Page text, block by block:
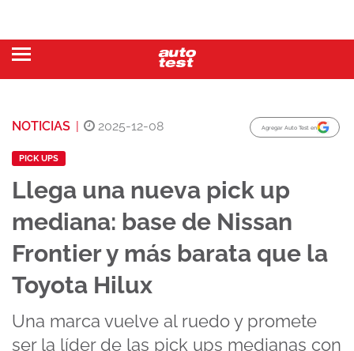
NOTICIAS | 2025-12-08 Agregar Auto Test en
PICK UPS
Llega una nueva pick up
mediana: base de Nissan
Frontier y más barata que la
Toyota Hilux
Una marca vuelve al ruedo y promete
ser la líder de las pick ups medianas con